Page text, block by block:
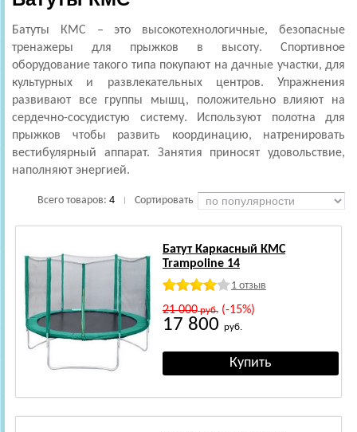
Батуты КМС – это высокотехнологичные, безопасные
тренажеры для прыжков в высоту. Спортивное
оборудование такого типа покупают на дачные участки, для
культурных и развлекательных центров. Упражнения
развивают все группы мышц, положительно влияют на
сердечно-сосудистую систему. Используют полотна для
прыжков чтобы развить координацию, натренировать
вестибулярный аппарат. Занятия приносят удовольствие,
наполняют энергией.
Всего товаров: 4 Сортировать
Батут Каркасный КМС
Trampoline 14
1 отзыв
21 000руб.(-15%)
17 800 руб.